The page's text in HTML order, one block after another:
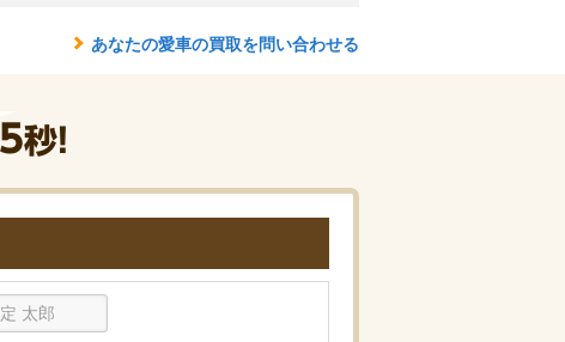
あなたの愛車の買取を問い合わせる